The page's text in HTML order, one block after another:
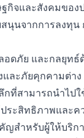
กิจและสังคมของ
นจากการลงทุน
อดภัย และกลยุท
ละภัยคุกคามต่าง
ที่สามารถนำไป
ประสิทธิภาพและ
สำหรับผู้ให้บริก